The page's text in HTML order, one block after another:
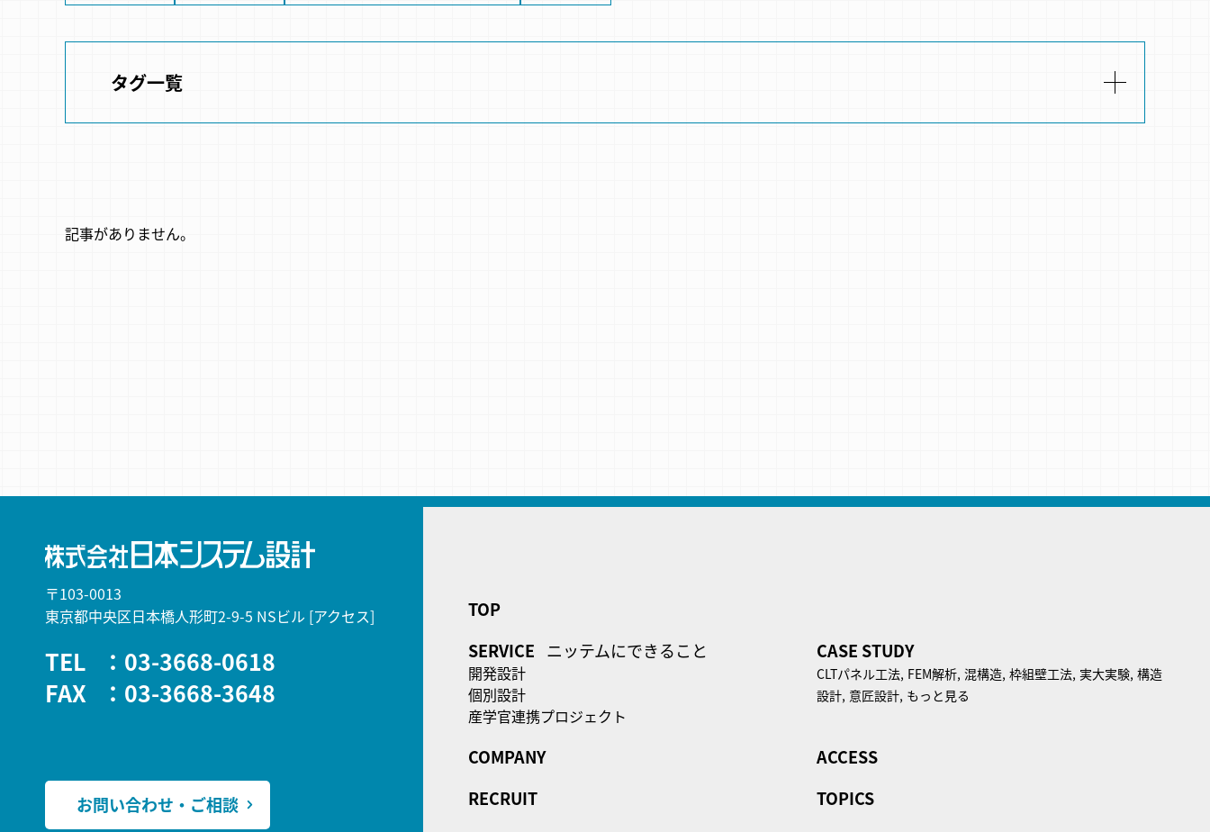
タグ一覧
記事がありません。
〒103-0013
東京都中央区日本橋人形町2-9-5 NSビル [アクセス]
TEL
：03-3668-0618
FAX
：03-3668-3648
お問い合わせ・ご相談
TOP
SERVICE ニッテムにできること
開発設計
個別設計
産学官連携プロジェクト
CASE STUDY
CLTパネル⼯法, FEM解析, 混構造, 枠組壁工法, 実大実験, 構造
設計, 意匠設計, もっと見る
COMPANY
ACCESS
RECRUIT
TOPICS